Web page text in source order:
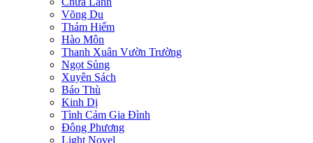
Võng Du
Thám Hiểm
Hào Môn
Thanh Xuân Vườn Trường
Ngọt Sủng
Xuyên Sách
Báo Thù
Kinh Dị
Tình Cảm Gia Đình
Đông Phương
Light Novel